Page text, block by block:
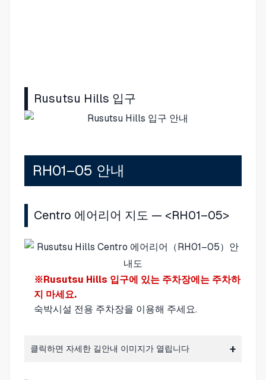
Rusutsu Hills 입구
RH01–05 안내
Centro 에어리어 지도 — <RH01–05>
※Rusutsu Hills 입구에 있는 주차장에는 주차하
지 마세요.
숙박시설 전용 주차장을 이용해 주세요.
클릭하면 자세한 길안내 이미지가 열립니다